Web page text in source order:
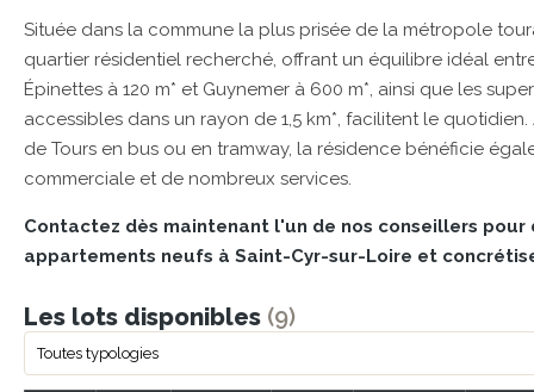
Située dans la commune la plus prisée de la métropole
quartier résidentiel recherché, offrant un équilibre idéal
Épinettes à 120 m* et Guynemer à 600 m*, ainsi que les
accessibles dans un rayon de 1,5 km*, facilitent le
de Tours en bus ou en tramway, la résidence bénéficie
commerciale et de nombreux services.
Contactez dès maintenant l'un de nos conseillers pour
appartements neufs à Saint-Cyr-sur-Loire et
Les lots disponibles (9)